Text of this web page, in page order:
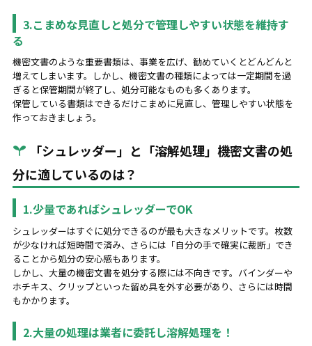
3.こまめな見直しと処分で管理しやすい状態を維持す
る
機密文書のような重要書類は、事業を広げ、勧めていくとどんどんと
増えてしまいます。しかし、機密文書の種類によっては一定期間を過
ぎると保管期間が終了し、処分可能なものも多くあります。
保管している書類はできるだけこまめに見直し、管理しやすい状態を
作っておきましょう。
「シュレッダー」と「溶解処理」機密文書の処
分に適しているのは？
1.少量であればシュレッダーでOK
シュレッダーはすぐに処分できるのが最も大きなメリットです。枚数
が少なければ短時間で済み、さらには「自分の手で確実に裁断」でき
ることから処分の安心感もあります。
しかし、大量の機密文書を処分する際には不向きです。バインダーや
ホチキス、クリップといった留め具を外す必要があり、さらには時間
もかかります。
2.大量の処理は業者に委託し溶解処理を！